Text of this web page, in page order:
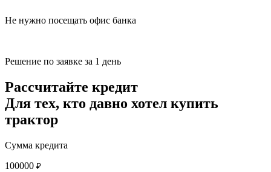
Не нужно посещать офис банка
Решение по заявке за 1 день
Рассчитайте кредит
Для тех, кто давно хотел купить
трактор
Сумма кредита
100000 ₽